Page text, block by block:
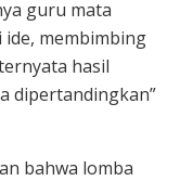
guru mata
membimbing
hasil
dipertandingkan”
bahwa lomba